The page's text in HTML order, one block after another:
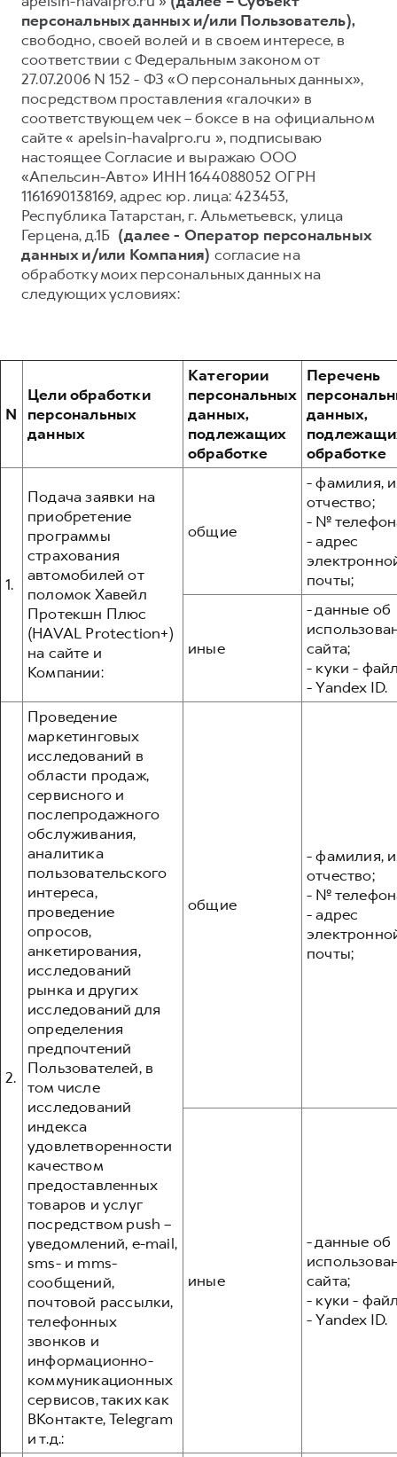
от 3 799 000 ₽ от 4 799 000 ₽
Тест-драйв
Трейд-ин
КРЕДИТ И СТРАХОВАНИЕ
Кредитный калькулятор
Страхование
Кредит
КОРПОРАТИВНЫМ КЛИЕНТАМ
Для малого бизнеса
Система управления автопарком GWM Fleet
Сервис для корпоративных клиентов
HAVAL Лизинг
Автомобильные аксессуары
Коллекция PRO
Коллекция Базовая
Коллекция Детская
СЕРВИСНОЕ ОБСЛУЖИВАНИЕ
Нулевое ТО
Программа «Помощь на дороге»
Регламенты технического обслуживания
Электронный ПТС
ПОДДЕРЖКА
GWM Безопасность
Гарантия HAVAL
Мобильное приложение GWM
АКСЕССУАРЫ HAVAL
Автомобильные аксессуары
Коллекция PRO
Коллекция Базовая
Коллекция Детская
О дилере
Наша команда
Контакты
персональных данных и/или Пользователь),
свободно, своей волей и в своем интересе, в
соответствии с Федеральным законом от
27.07.2006 N 152 - ФЗ «О персональных данных»,
посредством проставления «галочки» в
соответствующем чек – боксе в на официальном
сайте « apelsin-havalpro.ru », подписываю
настоящее Согласие и выражаю ООО
«Апельсин-Авто» ИНН 1644088052 ОГРН
1161690138169, адрес юр. лица: 423453,
Республика Татарстан, г. Альметьевск, улица
Герцена, д.1Б (далее - Оператор персональных
данных и/или Компания) согласие на
обработку моих персональных данных на
следующих условиях:
N
Цели обработки
персональных
данных
Категории
персональных
данных,
подлежащих
обработке
Перечень
данных,
обработке
1.
Подача заявки на
приобретение
программы
страхования
автомобилей от
поломок Хавейл
Протекшн Плюс
(HAVAL Protection+)
на сайте и
Компании:
общие
- фамилия,
отчество;
- №
- адрес
почты;
иные
- данные об
сайта;
- куки -
- Yandex ID.
2.
Проведение
маркетинговых
исследований в
области продаж,
сервисного и
послепродажного
обслуживания,
аналитика
пользовательского
интереса,
проведение
опросов,
анкетирования,
исследований
рынка и других
исследований для
определения
предпочтений
Пользователей, в
том числе
исследований
индекса
удовлетворенности
качеством
предоставленных
товаров и услуг
посредством push –
уведомлений, e-mail,
sms- и mms-
сообщений,
почтовой рассылки,
телефонных
звонков и
информационно-
коммуникационных
сервисов, таких как
ВКонтакте, Telegram
и т.д.:
общие
- фамилия,
отчество;
- №
- адрес
почты;
иные
- данные об
сайта;
- куки -
- Yandex ID.